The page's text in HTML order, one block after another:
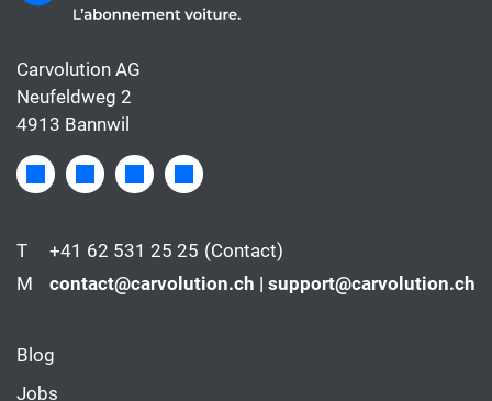
Carvolution AG
Neufeldweg 2
4913 Bannwil
T +41 62 531 25 25 (Contact)
M
contact@carvolution.ch | support@carvolution.ch
Blog
Jobs